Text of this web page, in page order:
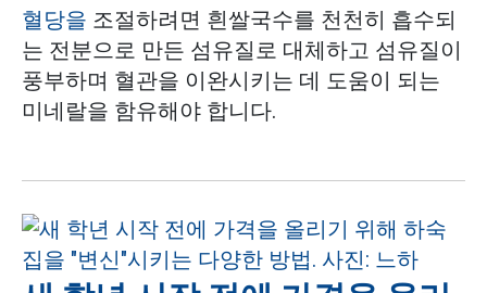
혈당을 조절하려면 흰쌀국수를 천천히 흡수되
는 전분으로 만든 섬유질로 대체하고 섬유질이
풍부하며 혈관을 이완시키는 데 도움이 되는
미네랄을 함유해야 합니다.